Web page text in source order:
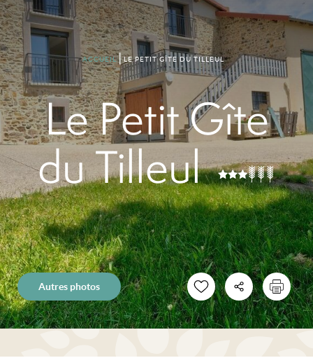
ACCUEIL LE PETIT GÎTE DU TILLEUL
Le Petit Gîte
du Tilleul
Autres photos